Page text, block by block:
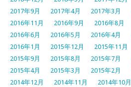
2017年9月
2017年4月 2017年3月
2016年11月
2016年9月 2016年8月
2016年6月
2016年5月 2016年4月
2016年1月
2015年12月 2015年11月
2015年9月
2015年8月 2015年7月
2015年4月
2015年3月 2015年2月
2014年12月
2014年11月 2014年10月